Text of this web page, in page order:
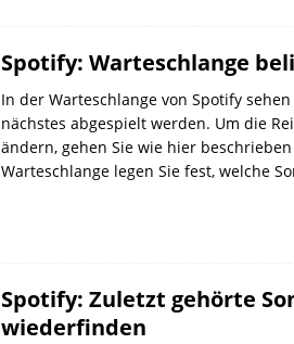
Spotify: Warteschlange
In der Warteschlange von Spotify
nächstes abgespielt werden. Um die
ändern, gehen Sie wie hier
Warteschlange legen Sie fest, welche
Spotify: Zuletzt gehörte
wiederfinden